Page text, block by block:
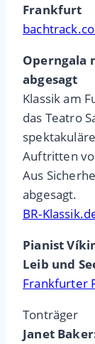
Frankfurt
Operngala
abgesagt
Klassik am
das Teatro
Auftritten
Aus
abgesagt.
BR-
Pianist
Leib und
Frankfurter
Tonträger
Janet